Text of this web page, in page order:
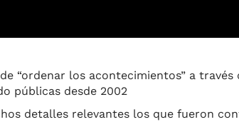
“ordenar los acontecimientos” a través
públicas desde 2002
detalles relevantes los que fueron